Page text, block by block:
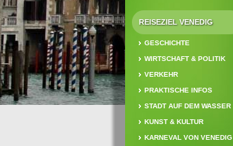
REISEZIEL VENEDIG
GESCHICHTE
WIRTSCHAFT & POLITIK
VERKEHR
PRAKTISCHE INFOS
STADT AUF DEM WASSER
KUNST & KULTUR
KARNEVAL VON VENEDIG